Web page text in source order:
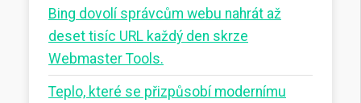
Bing dovolí správcům webu nahrát až
deset tisíc URL každý den skrze
Webmaster Tools.
Teplo, které se přizpůsobí modernímu